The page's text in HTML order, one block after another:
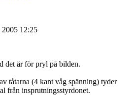
2005 12:25
det är för pryl på bilden.
tåtarna (4 kant våg spänning) tyder
från insprutningsstyrdonet.